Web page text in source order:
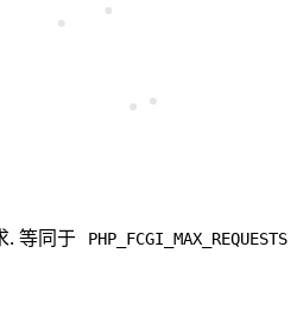
. 等同于 PHP_FCGI_MAX_REQUESTS